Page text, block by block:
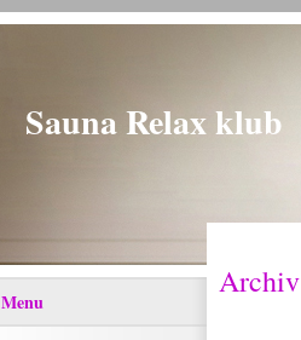
Sauna Relax klub
Archiv
Menu